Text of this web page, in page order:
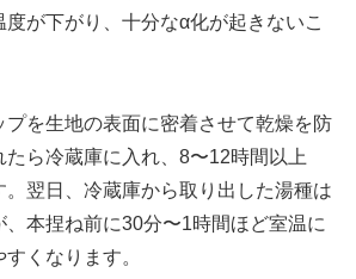
が下がり、十分なα化が起きないこ
プを生地の表面に密着させて乾燥を防
たら冷蔵庫に入れ、8〜12時間以上
。翌日、冷蔵庫から取り出した湯種は
、本捏ね前に30分〜1時間ほど室温に
くなります。